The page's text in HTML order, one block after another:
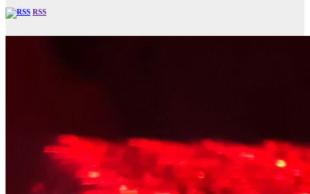
RSS